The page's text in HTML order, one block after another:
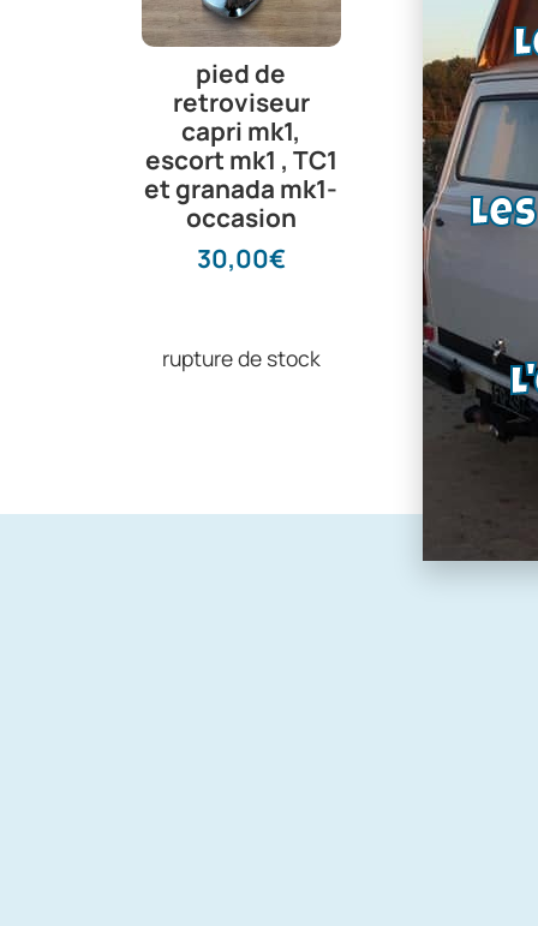
pied de
retroviseur
capri mk1,
escort mk1 , TC1
et granada mk1-
occasion
30,00€
rupture de stock
Bras
glace |
par
Capri,
32,40
Voir le